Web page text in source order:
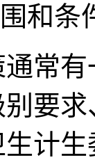
和条
有
要
计